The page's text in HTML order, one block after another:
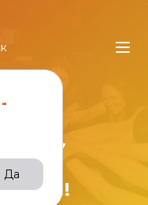
Да
в
игры!